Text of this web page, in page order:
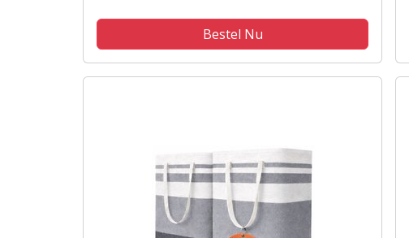
opvouwbaar - Laundry Basket - Wasbox -
Bamboe - Labels
Bestel Nu